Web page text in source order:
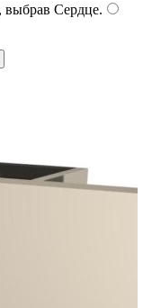
выбрав Сердце.